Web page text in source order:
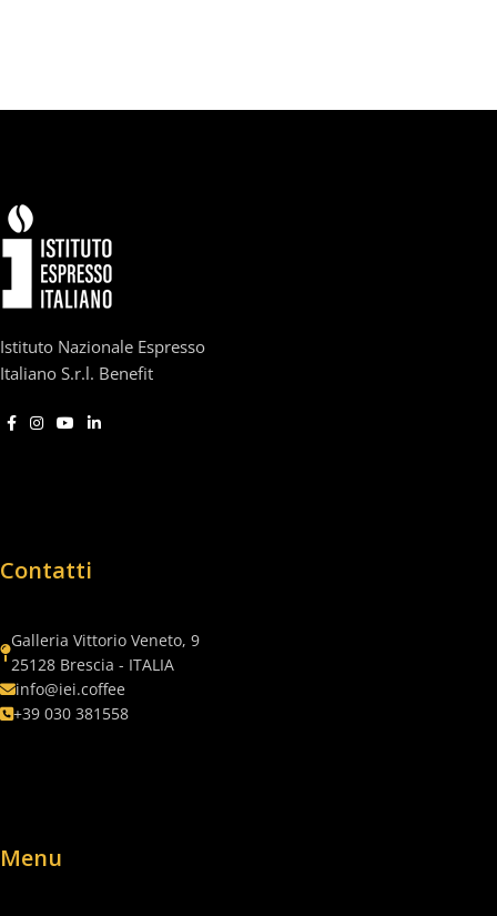
Istituto Nazionale Espresso
Italiano S.r.l. Benefit
Contatti
Galleria Vittorio Veneto, 9
25128 Brescia - ITALIA
info@iei.coffee
+39 030 381558
Menu